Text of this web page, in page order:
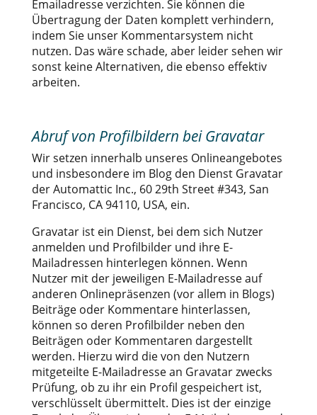
Emailadresse verzichten. Sie können die
Übertragung der Daten komplett verhindern,
indem Sie unser Kommentarsystem nicht
nutzen. Das wäre schade, aber leider sehen wir
sonst keine Alternativen, die ebenso effektiv
arbeiten.
Abruf von Profilbildern bei Gravatar
Wir setzen innerhalb unseres Onlineangebotes
und insbesondere im Blog den Dienst Gravatar
der Automattic Inc., 60 29th Street #343, San
Francisco, CA 94110, USA, ein.
Gravatar ist ein Dienst, bei dem sich Nutzer
anmelden und Profilbilder und ihre E-
Mailadressen hinterlegen können. Wenn
Nutzer mit der jeweiligen E-Mailadresse auf
anderen Onlinepräsenzen (vor allem in Blogs)
Beiträge oder Kommentare hinterlassen,
können so deren Profilbilder neben den
Beiträgen oder Kommentaren dargestellt
werden. Hierzu wird die von den Nutzern
mitgeteilte E-Mailadresse an Gravatar zwecks
Prüfung, ob zu ihr ein Profil gespeichert ist,
verschlüsselt übermittelt. Dies ist der einzige